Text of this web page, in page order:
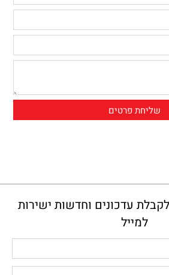
עדכונים וחדשות ישירות
למייל